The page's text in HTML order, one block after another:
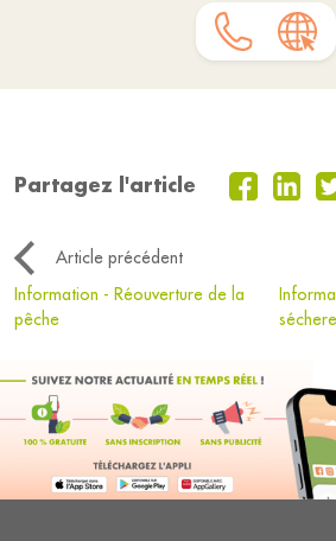
Partagez l'article
Article précédent
Information - Réouverture de la
pêche